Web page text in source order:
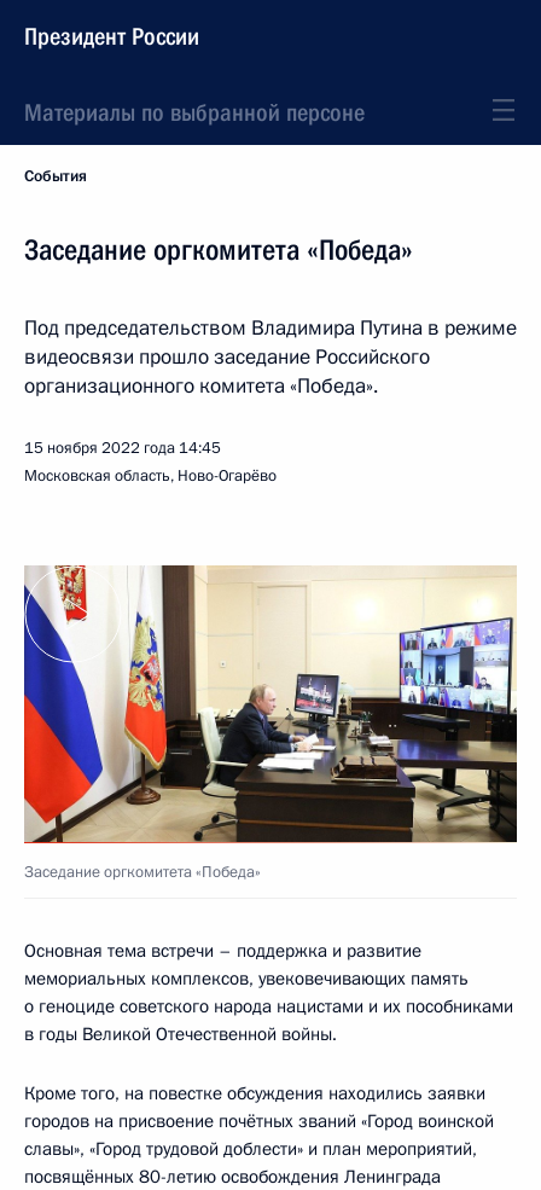
Президент России
Материалы по выбранной персоне
События
Заседание оргкомитета «Победа»
Под председательством Владимира Путина в режиме
видеосвязи прошло заседание Российского
организационного комитета «Победа».
15 ноября 2022 года 14:45
Московская область, Ново-Огарёво
Заседание оргкомитета «Победа»
Основная тема встречи – поддержка и развитие
мемориальных комплексов, увековечивающих память
о геноциде советского народа нацистами и их пособниками
в годы Великой Отечественной войны.
Кроме того, на повестке обсуждения находились заявки
городов на присвоение почётных званий «Город воинской
славы», «Город трудовой доблести» и план мероприятий,
посвящённых 80-летию освобождения Ленинграда